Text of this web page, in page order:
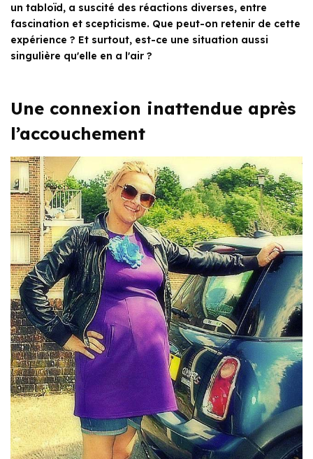
un tabloïd, a suscité des réactions diverses, entre
fascination et scepticisme. Que peut-on retenir de cette
expérience ? Et surtout, est-ce une situation aussi
singulière qu'elle en a l'air ?
Une connexion inattendue après
l’accouchement